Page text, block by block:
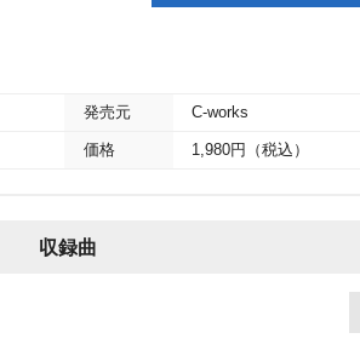
発売元 C-works
価格 1,980円（税込）
収録曲